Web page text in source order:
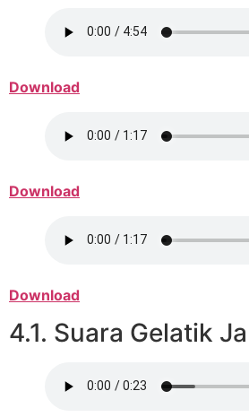
Download
Download
Download
4.1. Suara Gelatik